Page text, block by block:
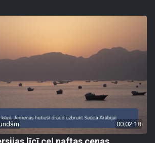
00:02:18